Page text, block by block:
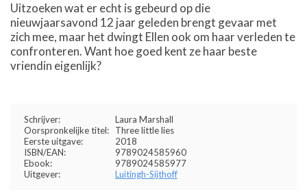
Uitzoeken wat er echt is gebeurd op die
nieuwjaarsavond 12 jaar geleden brengt gevaar met
zich mee, maar het dwingt Ellen ook om haar verleden te
confronteren. Want hoe goed kent ze haar beste
vriendin eigenlijk?
Schrijver:
Laura Marshall
Oorspronkelijke titel:
Three little lies
Eerste uitgave:
2018
ISBN/EAN:
9789024585960
Ebook:
9789024585977
Uitgever:
Luitingh-Sijthoff